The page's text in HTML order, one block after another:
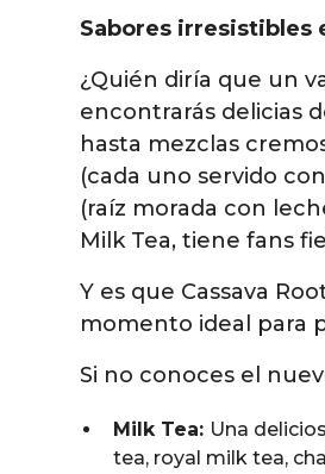
Sabores irresistibles
¿Quién diría que un
encontrarás delicias
hasta mezclas
(cada uno servido
(raíz morada con
Milk Tea, tiene fans
Y es que Cassava
momento ideal para
Si no conoces el
Milk Tea: Una
tea, royal milk tea,